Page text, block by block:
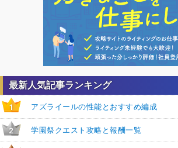
最新人気記事ランキング
1 アズライールの性能とおすすめ編成
2 学園祭クエスト攻略と報酬一覧